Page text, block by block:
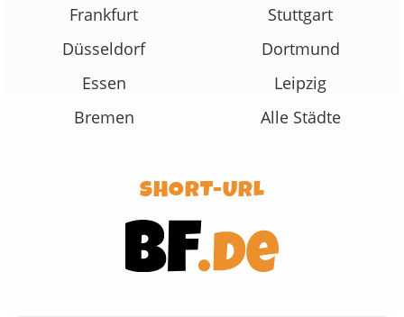
Frankfurt
Stuttgart
Düsseldorf
Dortmund
Essen
Leipzig
Bremen
Alle Städte
SHORT-URL